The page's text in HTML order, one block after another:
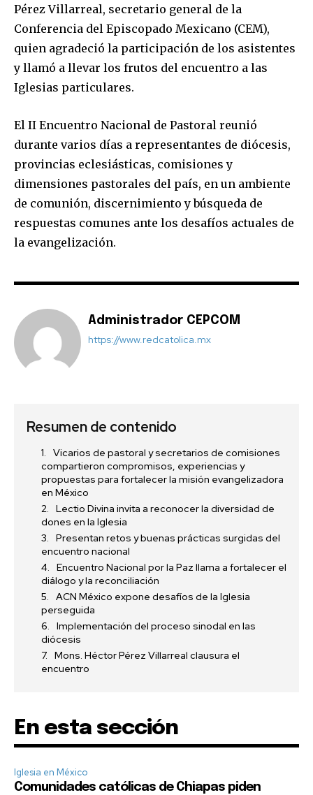
Pérez Villarreal, secretario general de la
Conferencia del Episcopado Mexicano (CEM),
quien agradeció la participación de los asistentes
y llamó a llevar los frutos del encuentro a las
Iglesias particulares.
El II Encuentro Nacional de Pastoral reunió
durante varios días a representantes de diócesis,
provincias eclesiásticas, comisiones y
dimensiones pastorales del país, en un ambiente
de comunión, discernimiento y búsqueda de
respuestas comunes ante los desafíos actuales de
la evangelización.
Administrador CEPCOM
https://www.redcatolica.mx
Resumen de contenido
Vicarios de pastoral y secretarios de comisiones
compartieron compromisos, experiencias y
propuestas para fortalecer la misión evangelizadora
en México
Lectio Divina invita a reconocer la diversidad de
dones en la Iglesia
Presentan retos y buenas prácticas surgidas del
encuentro nacional
Encuentro Nacional por la Paz llama a fortalecer el
diálogo y la reconciliación
ACN México expone desafíos de la Iglesia
perseguida
Implementación del proceso sinodal en las
diócesis
Mons. Héctor Pérez Villarreal clausura el
encuentro
En esta sección
Iglesia en México
Comunidades católicas de Chiapas piden